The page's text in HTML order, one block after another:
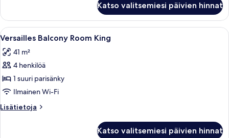
kuvat
View
Room
2
Katso valitsemiesi päivien hinnat
Avaa
kaikki
huonetyypin
Versailles
Balcony
Room
King
kuvat
Hotellihuone, jossa on suuri sänky,
4
Versailles Balcony Room King
41 m²
4 henkilöä
1 suuri parisänky
Ilmainen Wi-Fi
Lisätietoja
Lisätietoja
Katso valitsemiesi päivien hinnat